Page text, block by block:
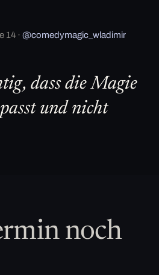
14 · @comedymagic_wladimir
dass die Magie
und nicht
noch